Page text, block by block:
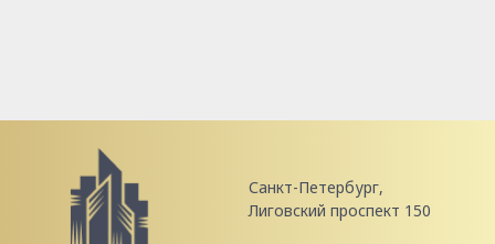
Санкт-Петербург,
Лиговский проспект 150